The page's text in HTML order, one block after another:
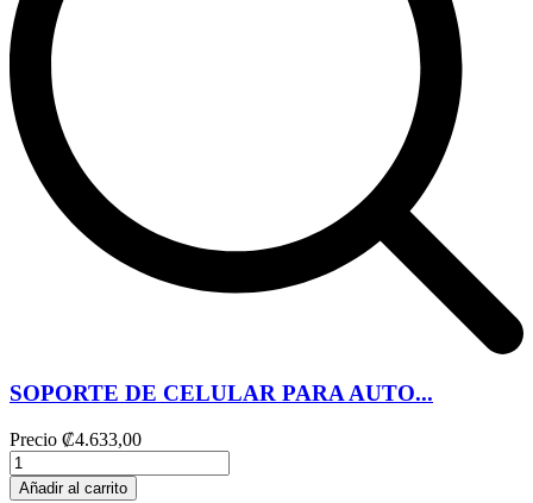
SOPORTE DE CELULAR PARA AUTO...
Precio ₡4.633,00
Añadir al carrito